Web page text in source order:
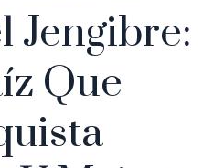
Jengibre:
Que